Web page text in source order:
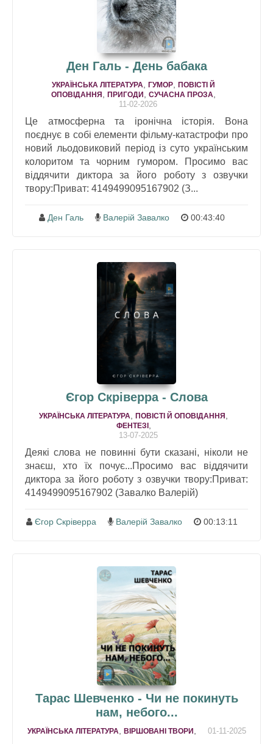
Ден Галь - День бабака
УКРАЇНСЬКА ЛІТЕРАТУРА ГУМОР ПОВІСТІ Й
ОПОВІДАННЯ
ПРИГОДИ СУЧАСНА ПРОЗА
11-02-2026
Це атмосферна та іронічна історія. Вона
поєднує в собі елементи фільму-катастрофи про
новий льодовиковий період із суто українським
колоритом та чорним гумором. Просимо вас
віддячити диктора за його роботу з озвучки
твору:Приват: 4149499095167902 (З...
Ден Галь Валерій Завалко 00:43:40
Єгор Скріверра - Слова
УКРАЇНСЬКА ЛІТЕРАТУРА ПОВІСТІ Й ОПОВІДАННЯ
ФЕНТЕЗІ,
13-07-2025
Деякі слова не повинні бути сказані, ніколи не
знаєш, хто їх почує...Просимо вас віддячити
диктора за його роботу з озвучки твору:Приват:
4149499095167902 (Завалко Валерій)
Єгор Скріверра Валерій Завалко 00:13:11
Тарас Шевченко - Чи не покинуть
нам, небого...
УКРАЇНСЬКА ЛІТЕРАТУРА ВІРШОВАНІ ТВОРИ 01-11-2025